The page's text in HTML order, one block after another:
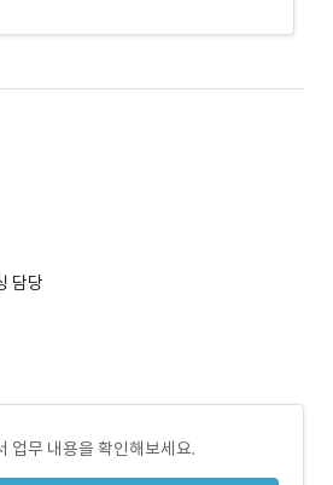
담당
업무 내용을 확인해보세요.